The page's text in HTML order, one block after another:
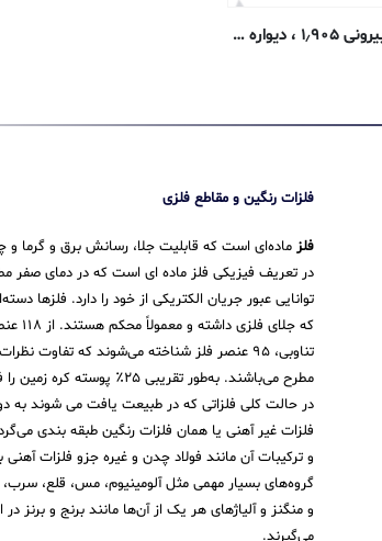
تیوب گرد آلومینیوم – قطر بیرونی ۱٫۹۰۵ ، دیواره ۰٫۳۱۷۵ ، قطر داخلی ۱٫۲۷ سانتی متر – ۶۰۶۱-T6 اکسترود شده
فلزات رنگین و مقاطع فلزی
فلز ماده‌ای است که قابلیت جلا، رسانش برق و گرما
توانایی عبور جریان الکتریکی از خود را دارد. فلزها
که جلای
تناوبی، ۹۵ عنصر فلز شناخته می‌شوند که تفاوت
مطرح می‌باشند. به‌طور تقریبی ۲۵٪ پوسته کره زمین را فلزات تشکیل می‌دهند
در حالت کلی فلزاتی که در طبیعت یافت می شوند به
فلزات غیر آهنی یا همان فلزات رنگین طبقه بندی
و ترکیبات آن مانند فولاد چدن و غیره جزو فلزات
گروه‌های بسیار مهمی مثل آلومینیوم، مس، قلع، سرب،
و منگنز و آلیاژهای هر یک از آن‌ها مانند برنج و برنز
می‌‌گیرند.